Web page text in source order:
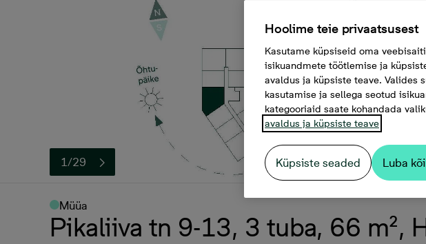
1/29
Müüa
Pikaliiva tn 9-13, 3 tuba, 66 m²,
Hoolime teie privaatsusest
Kasutame küpsiseid oma
isikuandmete töötlemise ja
avaldus ja küpsiste teave. Valides
kasutamise ja sellega seotud
kategooriaid saate kohandada
avaldus ja küpsiste teave
Küpsiste seaded Luba